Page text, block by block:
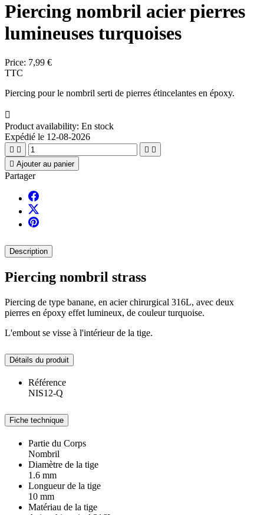
Piercing nombril acier pierres
lumineuses turquoises
Price: 7,99 €
TTC
Piercing pour le nombril serti de pierres étincelantes en époxy.

Product availability: En stock
Expédié le 12-08-2026
   
 Ajouter au panier
Partager
Description
Piercing nombril strass
Piercing de type banane, en acier chirurgical 316L, avec deux
pierres en époxy effet lumineux, de couleur turquoise.
L'embout se visse à l'intérieur de la tige.
Détails du produit
Référence
NIS12-Q
Fiche technique
Partie du Corps
Nombril
Diamètre de la tige
1.6 mm
Longueur de la tige
10 mm
Matériau de la tige